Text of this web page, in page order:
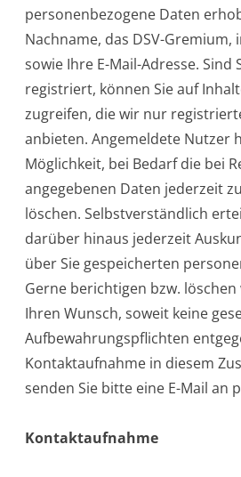
personenbezogene Daten
Nachname, das DSV-Gremium,
sowie Ihre E-Mail-Adresse. Sind
registriert, können Sie auf
zugreifen, die wir nur
anbieten. Angemeldete Nutzer
Möglichkeit, bei Bedarf die bei
angegebenen Daten jederzeit
löschen. Selbstverständlich
darüber hinaus jederzeit
über Sie gespeicherten
Gerne berichtigen bzw.
Ihren Wunsch, soweit keine
Aufbewahrungspflichten
Kontaktaufnahme in diesem
senden Sie bitte eine E-Mail an
Kontaktaufnahme